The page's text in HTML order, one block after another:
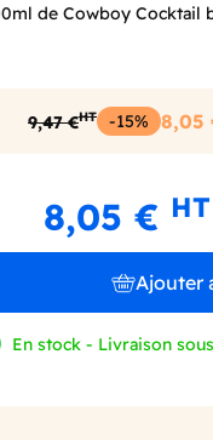
de Cowboy Cocktail
9,47 €HT -15% 8,05
8,05 € HT
Ajouter
En stock - Livraison